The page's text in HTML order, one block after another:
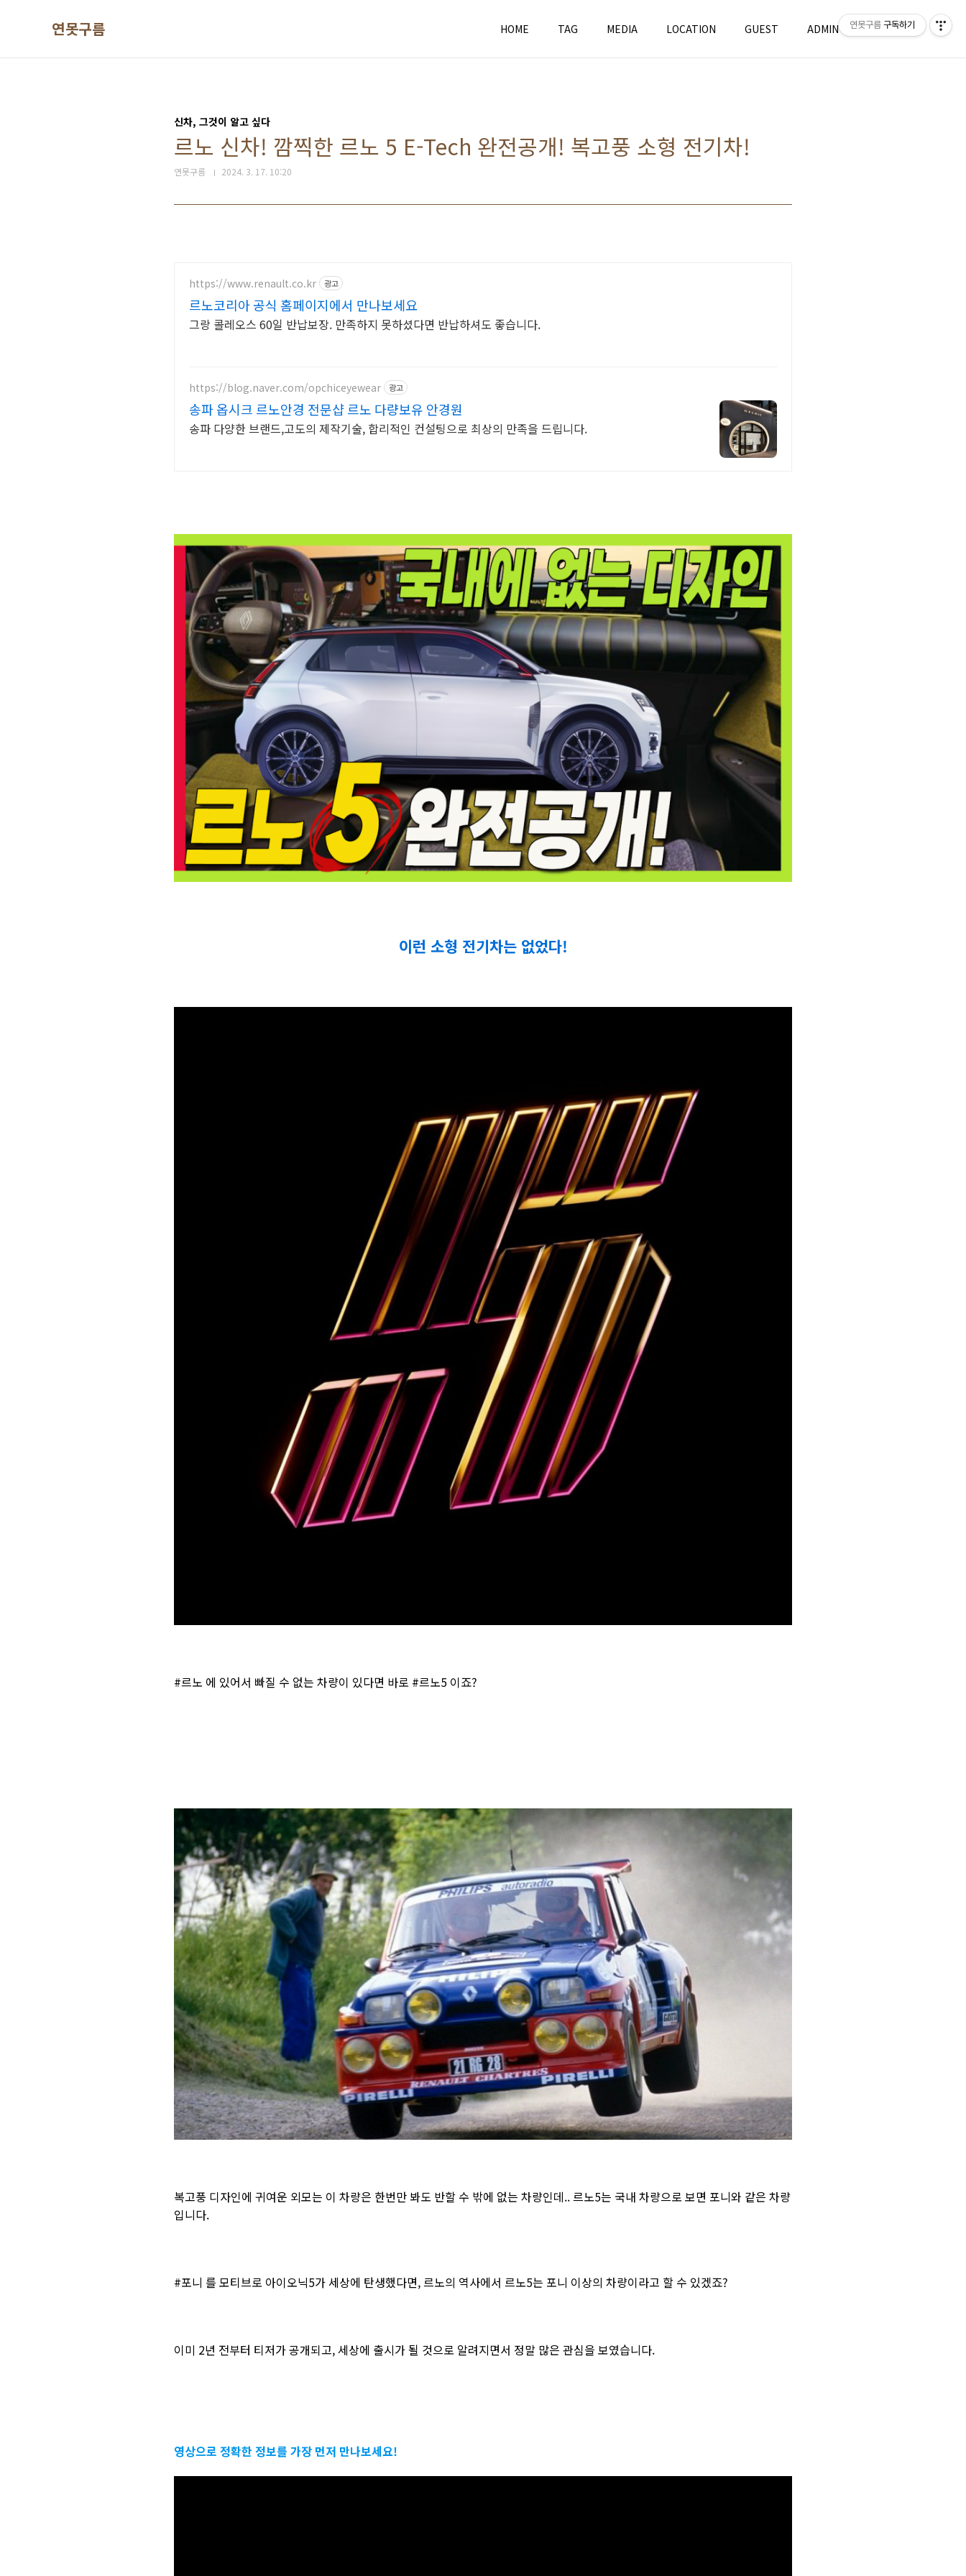
연못구름 HOME TAG MEDIA LOCATION GUEST ADMIN WRITE
신차, 그것이 알고 싶다
르노 신차! 깜찍한 르노 5 E-Tech 완전공개! 복고풍 소형 전기차!
연못구름 2024. 3. 17. 10:20
https://www.renault.co.kr 광고
르노코리아 공식 홈페이지에서 만나보세요
그랑 콜레오스 60일 반납보장. 만족하지 못하셨다면 반납하셔도 좋습니다.
https://blog.naver.com/opchiceyewear 광고
송파 옵시크 르노안경 전문샵 르노 다량보유 안경원
송파 다양한 브랜드,고도의 제작기술, 합리적인 컨설팅으로 최상의 만족을 드립니다.
이런 소형 전기차는 없었다!
#르노 에 있어서 빠질 수 없는 차량이 있다면 바로 #르노5 이죠?
복고풍 디자인에 귀여운 외모는 이 차량은 한번만 봐도 반할 수 밖에 없는 차량인데.. 르노5는 국내 차량으로 보면 포니와 같은 차량
입니다.
#포니 를 모티브로 아이오닉5가 세상에 탄생했다면, 르노의 역사에서 르노5는 포니 이상의 차량이라고 할 수 있겠죠?
이미 2년 전부터 티저가 공개되고, 세상에 출시가 될 것으로 알려지면서 정말 많은 관심을 보였습니다.
영상으로 정확한 정보를 가장 먼저 만나보세요!
연못구름 구독하기